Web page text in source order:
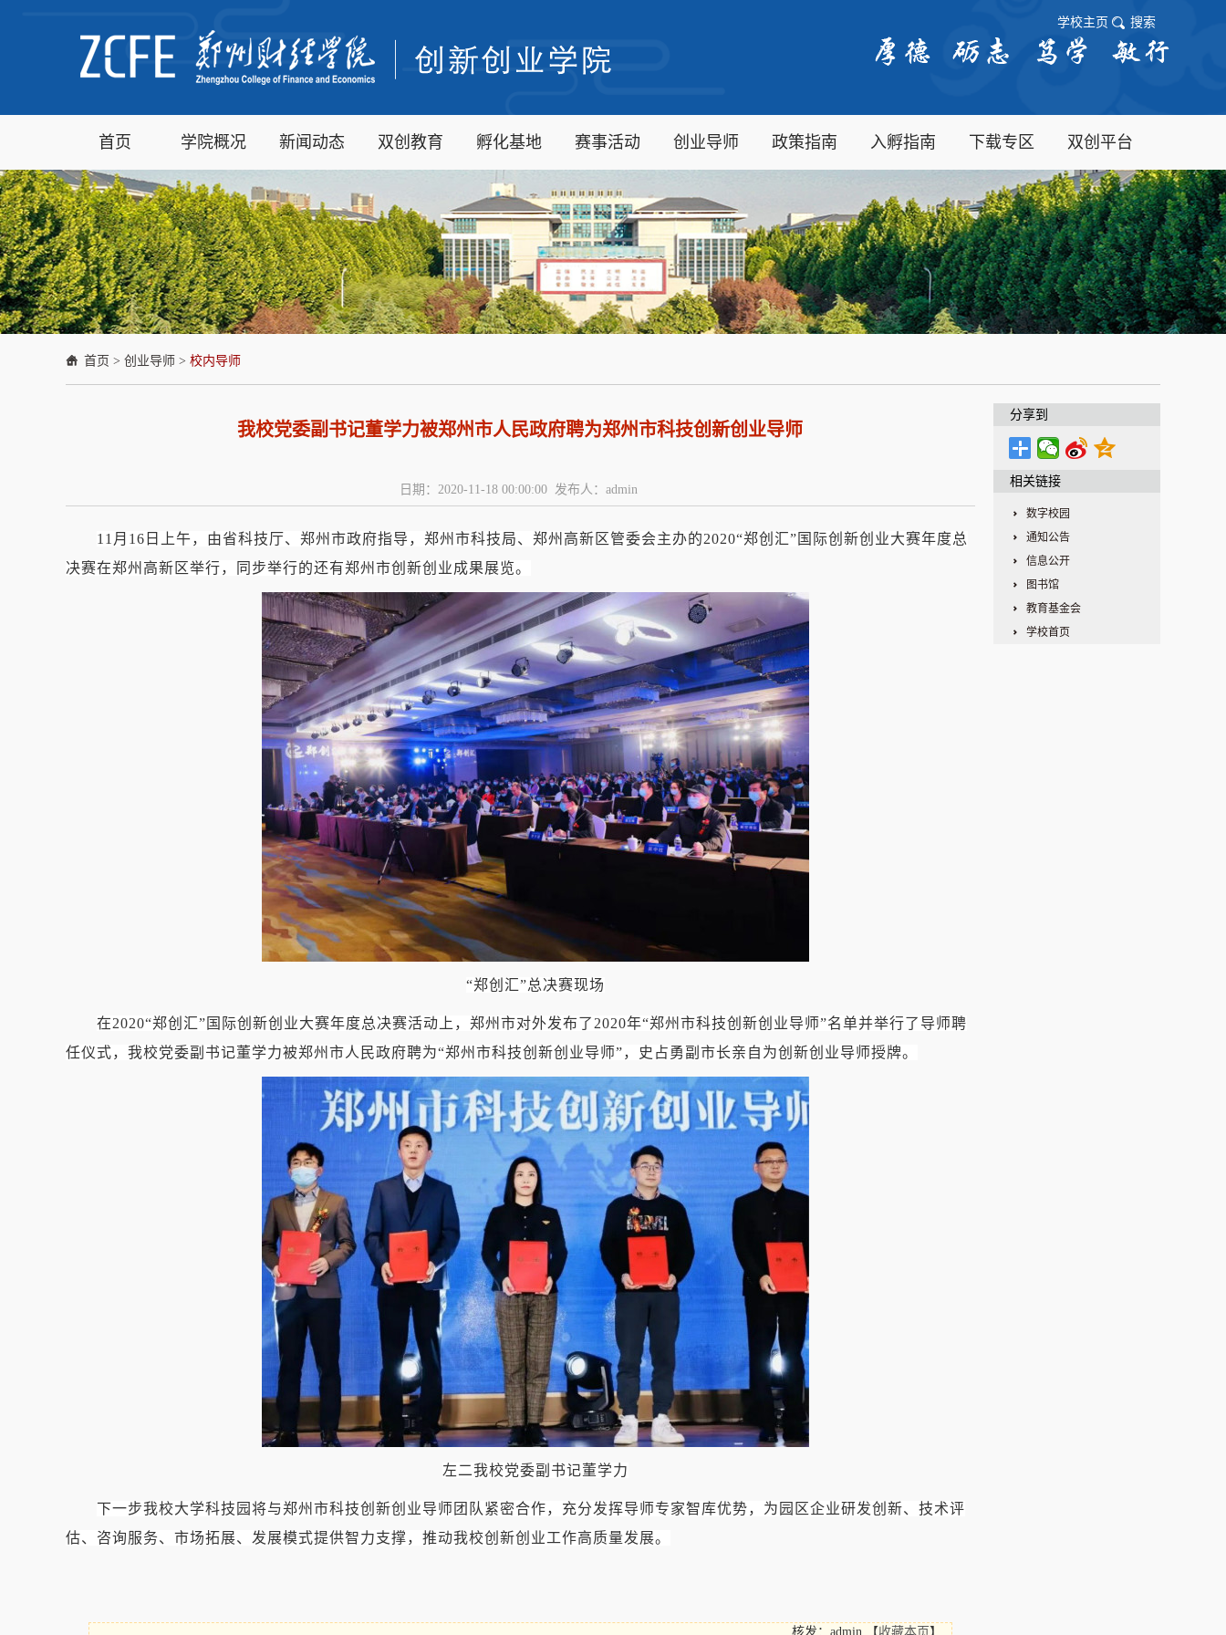
学校主页 搜索
首页 学院概况 新闻动态 双创教育 孵化基地 赛事活动 创业导师 政策指南 入孵指南 下载专区 双创平台
首页 > 创业导师 > 校内导师
我校党委副书记董学力被郑州市人民政府聘为郑州市科技创新创业导师
日期：2020-11-18 00:00:00 发布人：admin
11 月 16 日上午，由省科技厅、郑州市政府指导，郑州市科技局、郑州高新区管委会主办的2020“郑创汇”国际创新创业大赛年度总
决赛在郑州高新区举行，同步举行的还有郑州市创新创业成果展览。
“郑创汇”总决赛现场
在2020“郑创汇”国际创新创业大赛年度总决赛活动上，郑州市对外发布了 2020年“郑州市科技创新创业导师”名单并举行了导师聘
任仪式，我校党委副书记董学力被郑州市人民政府聘为“郑州市科技创新创业导师”，史占勇副市长亲自为创新创业导师授牌。
左二我校党委副书记董学力
下一步我校大学科技园将与郑州市科技创新创业导师团队紧密合作，充分发挥导师专家智库优势，为园区企业研发创新、技术评
估、咨询服务、市场拓展、发展模式提供智力支撑，推动我校创新创业工作高质量发展。
核发：admin 【收藏本页 】
分享到
相关链接
数字校园
通知公告
信息公开
图书馆
教育基金会
学校首页